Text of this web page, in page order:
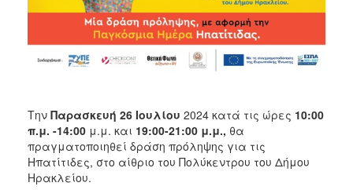
ΔΗΜΟΣ
ΠΟΛΙΤΙΣΜΟΣ
Την Παρασκευή 26 Ιουλίου 2024 κατά τις ώρες 10:00
π.μ. -14:00 μ.μ. και 19:00-21:00 μ.μ., θα
πραγματοποιηθεί δράση πρόληψης για τις
Ηπατίτιδες, στο αίθριο του Πολύκεντρου του Δήμου
Ηρακλείου.